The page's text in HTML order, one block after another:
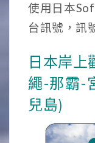
使用日本
台訊號，訊
日本岸上
繩-那霸-
兒島)